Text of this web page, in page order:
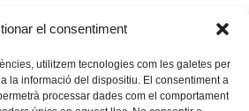
el consentiment
utilitzem tecnologies com les galetes per
la informació del dispositiu. El consentiment a
processar dades com el comportament